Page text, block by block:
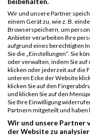
Wir und unsere Partner
einem Gerät zu, wie z. B.
Browserspeichern, um
Anbieter verarbeiten Ihre
aufgrund eines berechtigten
Sie die „Einstellungen“. Sie
oder verwalten, indem Sie auf
klicken oder jederzeit auf die
unteren Ecke der Website
klicken Sie auf den
und klicken Sie auf den
Sie Ihre Einwilligung
Partnern mitgeteilt und
Wir und unsere Partner
der Website zu